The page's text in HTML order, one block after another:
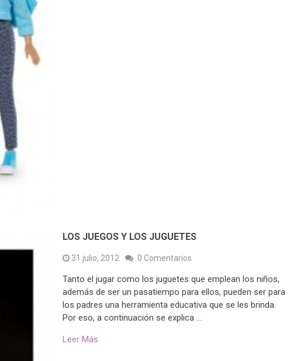
LOS JUEGOS Y LOS JUGUETES
31 julio, 2012 0 Comentarios
Tanto el jugar como los juguetes que emplean los niños,
además de ser un pasatiempo para ellos, pueden ser para
los padres una herramienta educativa que se les brinda.
Por eso, a continuación se explica …
Leer Más